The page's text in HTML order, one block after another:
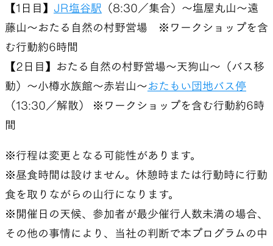
【1日目】 JR塩谷駅
（8:30／集合）～塩屋丸山～遠
藤山～おたる自然の村野営場 ※ワークショップを含
む行動約6時間
【2日目】おたる自然の村野営場～天狗山～（バス移
動）～小樽水族館～赤岩山～おたもい団地バス停
（13:30／解散） ※ワークショップを含む行動約6時
間
※行程は変更となる可能性があります。
※昼食時間は設けません。休憩時または行動時に行動
食を取りながらの山行になります。
※開催日の天候、参加者が最少催行人数未満の場合、
その他の事情により、当社の判断で本プログラムの中